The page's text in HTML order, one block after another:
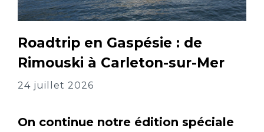
Roadtrip en Gaspésie : de
Rimouski à Carleton-sur-Mer
24 juillet 2026
On continue notre édition spéciale